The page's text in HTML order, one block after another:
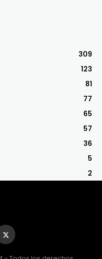
309
123
81
77
65
57
36
5
2